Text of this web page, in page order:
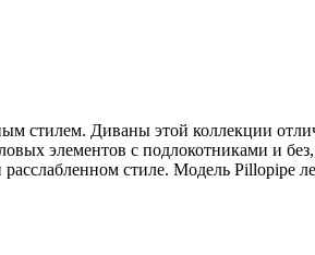
стилем. Диваны этой коллекции
элементов с подлокотниками и
стиле. Модель